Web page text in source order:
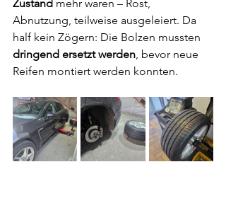
Zustand mehr waren – Rost,
Abnutzung, teilweise ausgeleiert. Da
half kein Zögern: Die Bolzen mussten
dringend ersetzt werden, bevor neue
Reifen montiert werden konnten.